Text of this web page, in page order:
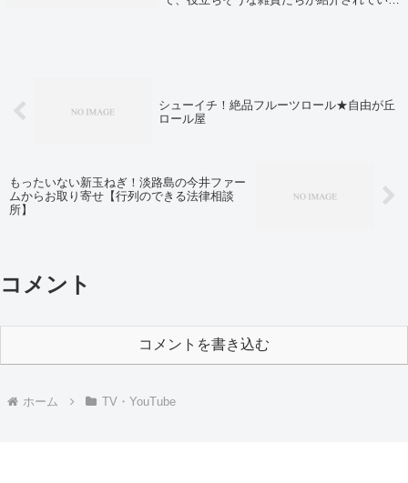
シューイチ！絶品フルーツロール★自由が丘
ロール屋
もったいない新玉ねぎ！淡路島の今井ファー
ムからお取り寄せ【行列のできる法律相談
所】
コメント
コメントを書き込む
ホーム TV・YouTube